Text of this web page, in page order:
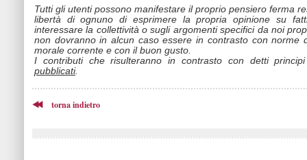
Tutti gli utenti possono manifestare il proprio pensiero ferma
libertà di ognuno di esprimere la propria opinione su
interessare la collettività o sugli argomenti specifici da noi
non dovranno in alcun caso essere in contrasto con norme
morale corrente e con il buon gusto.
I contributi che risulteranno in contrasto con detti
pubblicati.
torna indietro